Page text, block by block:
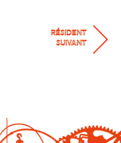
RÉSIDENT
SUIVANT